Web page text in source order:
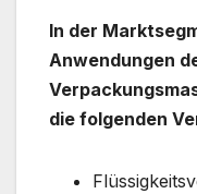
In der
Anwendungen
die folgenden